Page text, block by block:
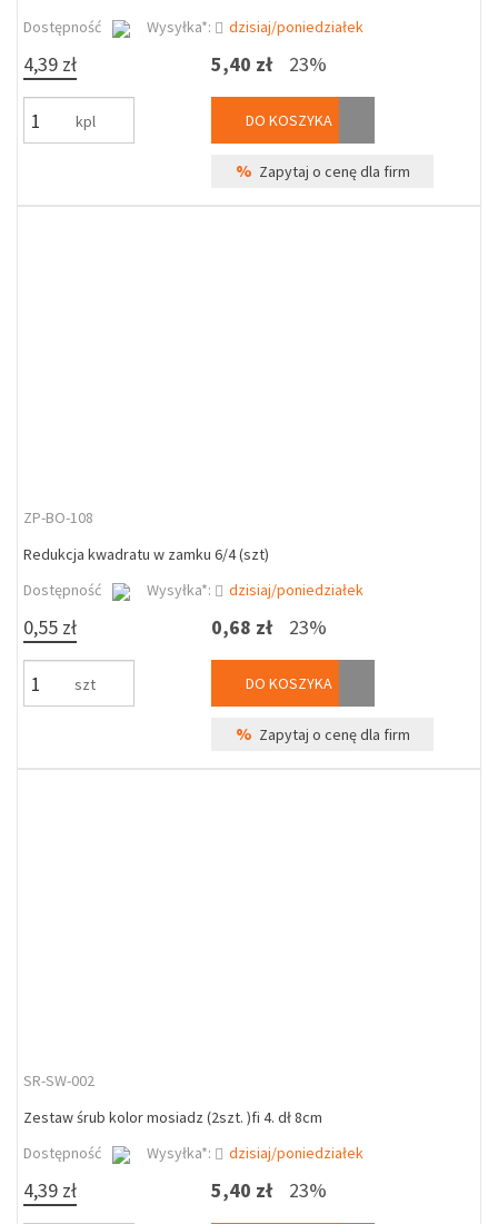
Dostępność
Wysyłka*: dzisiaj/poniedziałek
4,39 zł
kpl
5,40 zł 23%
DO KOSZYKA
% Zapytaj o cenę dla firm
ZP-BO-108
Redukcja kwadratu w zamku 6/4 (szt)
Dostępność
Wysyłka*: dzisiaj/poniedziałek
0,55 zł
szt
0,68 zł 23%
DO KOSZYKA
% Zapytaj o cenę dla firm
SR-SW-002
Zestaw śrub kolor mosiadz (2szt. )fi 4. dł 8cm
Dostępność
Wysyłka*: dzisiaj/poniedziałek
4,39 zł 5,40 zł 23%